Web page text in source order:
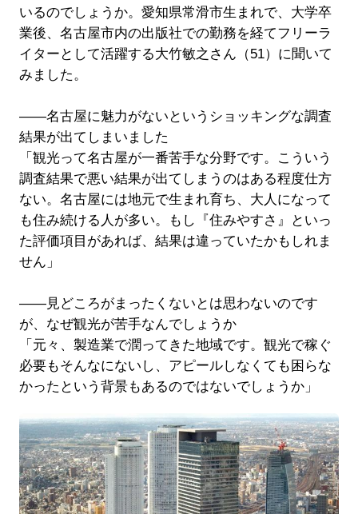
いるのでしょうか。愛知県常滑市生まれで、大学卒
業後、名古屋市内の出版社での勤務を経てフリーラ
イターとして活躍する大竹敏之さん（51）に聞いて
みました。
――名古屋に魅力がないというショッキングな調査
結果が出てしまいました
「観光って名古屋が一番苦手な分野です。こういう
調査結果で悪い結果が出てしまうのはある程度仕方
ない。名古屋には地元で生まれ育ち、大人になって
も住み続ける人が多い。もし『住みやすさ』といっ
た評価項目があれば、結果は違っていたかもしれま
せん」
――見どころがまったくないとは思わないのです
が、なぜ観光が苦手なんでしょうか
「元々、製造業で潤ってきた地域です。観光で稼ぐ
必要もそんなにないし、アピールしなくても困らな
かったという背景もあるのではないでしょうか」